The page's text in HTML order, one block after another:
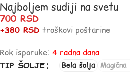
Najboljem sudiji na svetu
700 RSD
+380 RSD troškovi poštarine
Rok isporuke: 4 radna dana
TIP ŠOLJE
Bela šolja